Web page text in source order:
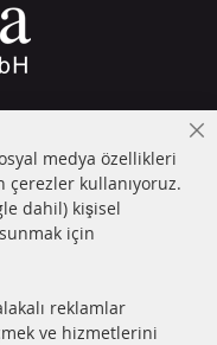
medya özellikleri
kullanıyoruz.
dahil) kişisel
için
reklamlar
ve hizmetlerini